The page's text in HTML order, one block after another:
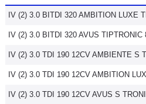
Utilitaires
Flottes
Auto
Services
IV (2) 3.0 BITDI 320 AMBITION LUXE
IV (2) 3.0 BITDI 320 AVUS TIPTRONIC
IV (2) 3.0 TDI 190 12CV AMBIENTE S
IV (2) 3.0 TDI 190 12CV AMBITION
IV (2) 3.0 TDI 190 12CV AVUS S